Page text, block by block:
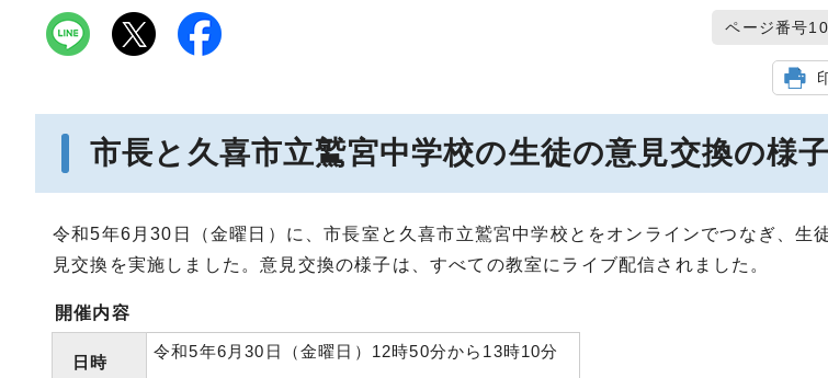
ページ番号
市長と久喜市立鷲宮中学校の生徒の意見交換の様子
令和5年6月30日（金曜日）に、市長室と久喜市立鷲宮中学校とをオンラインでつなぎ、生
見交換を実施しました。意見交換の様子は、すべての教室にライブ配信されました。
開催内容
日時
令和5年6月30日（金曜日）12時50分から13時10分